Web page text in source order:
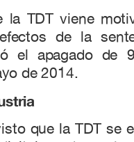
la TDT viene
de la
el apagado de
de 2014.
que la TDT se